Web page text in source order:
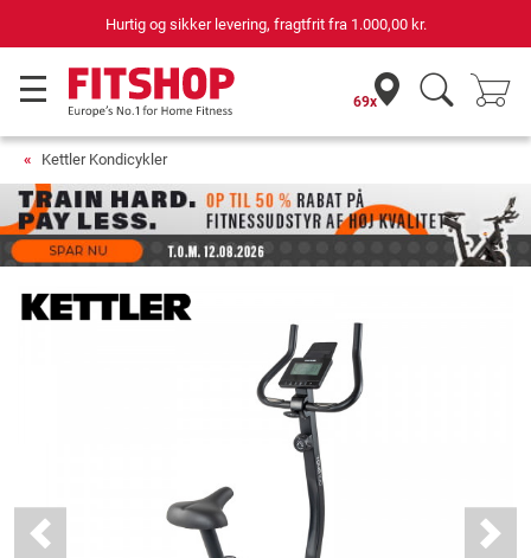
69 butikker med 75 egne servicemontører
69x
Kettler Kondicykler
Previous Next